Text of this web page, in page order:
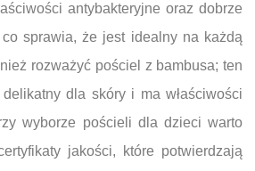
antybakteryjne oraz dobrze
sprawia, że jest idealny na każdą
rozważyć pościel z bambusa; ten
delikatny dla skóry i ma właściwości
wyborze pościeli dla dzieci warto
jakości, które potwierdzają